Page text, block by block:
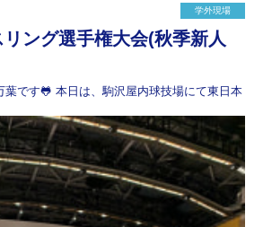
学外現場
ング選手権大会(秋季新人
葉です🐸 本日は、駒沢屋内球技場にて東日本